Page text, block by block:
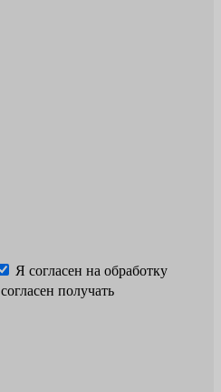
Я согласен на обработку
получать